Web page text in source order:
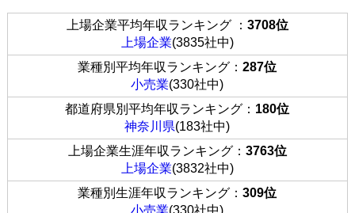
上場企業平均年収ランキング ： 3708位
上場企業(3835社中)
業種別平均年収ランキング：287位
小売業(330社中)
都道府県別平均年収ランキング： 180位
神奈川県(183社中)
上場企業生涯年収ランキング： 3763位
上場企業(3832社中)
業種別生涯年収ランキング：309位